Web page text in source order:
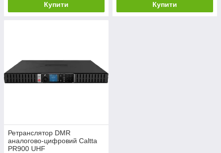
Купити Купити
Ретранслятор DMR
аналогово-цифровий Caltta
PR900 UHF